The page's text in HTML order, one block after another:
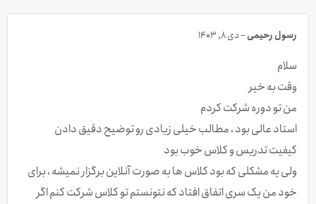
رسول رحیمی–دی 8, 1403
سلام
وقت به خیر
من تو دوره شرکت کردم
استاد عالی بود ، مطالب خیلی زیادی رو توضیح دقیق دادن
کیفیت تدریس و کلاس خوب بود
ولی یه مشکلی که بود کلاس ها به صورت آنلاین برگزار نمیشه ، برای
خود من یک سری اتفاق افتاد که نتونستم تو کلاس شرکت کنم اگر